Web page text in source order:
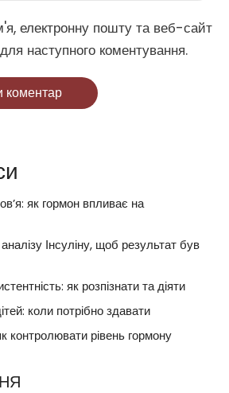
електронну пошту та веб-сайт
наступного коментування.
коментар
як гормон впливає на
Інсуліну, щоб результат був
як розпізнати та діяти
коли потрібно здавати
контролювати рівень гормону